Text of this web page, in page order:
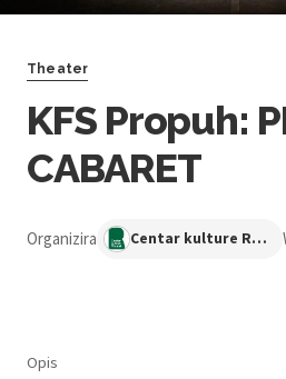
Theater
KFS Propuh:
CABARET
Organizira Centar kulture Ribnjak
Opis